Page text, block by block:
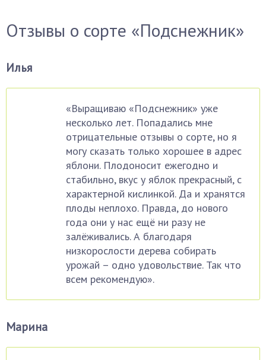
Отзывы о сорте «Подснежник»
Илья
«Выращиваю «Подснежник» уже
несколько лет. Попадались мне
отрицательные отзывы о сорте, но я
могу сказать только хорошее в адрес
яблони. Плодоносит ежегодно и
стабильно, вкус у яблок прекрасный, с
характерной кислинкой. Да и хранятся
плоды неплохо. Правда, до нового
года они у нас ещё ни разу не
залёживались. А благодаря
низкорослости дерева собирать
урожай – одно удовольствие. Так что
всем рекомендую».
Марина